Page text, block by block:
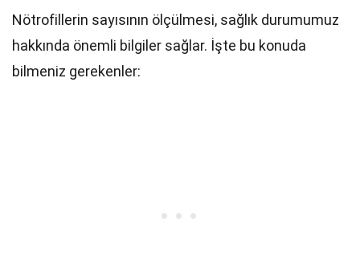
Nötrofillerin sayısının ölçülmesi, sağlık durumumuz
hakkında önemli bilgiler sağlar. İşte bu konuda
bilmeniz gerekenler: